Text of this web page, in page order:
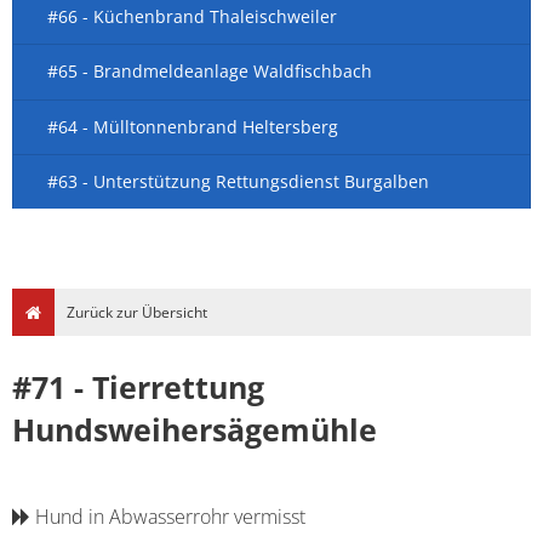
#66 - Küchenbrand Thaleischweiler
#65 - Brandmeldeanlage Waldfischbach
#64 - Mülltonnenbrand Heltersberg
#63 - Unterstützung Rettungsdienst Burgalben
Zurück zur Übersicht
#71 - Tierrettung
Hundsweihersägemühle
Hund in Abwasserrohr vermisst